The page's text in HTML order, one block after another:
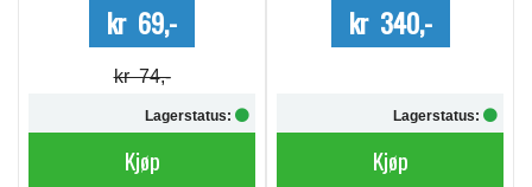
kr 69,-
kr 74,-
Lagerstatus:
Kjøp
kr 340,-
Lagerstatus:
Kjøp